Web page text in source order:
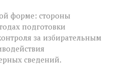
форме: стороны
подготовки
за избирательным
сведений.